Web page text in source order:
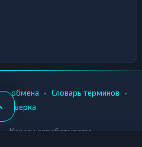
обмена • Словарь терминов •
Как мы зарабатываем